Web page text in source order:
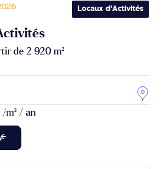
Locaux d'Activités
de 2 920 m²
m² / an